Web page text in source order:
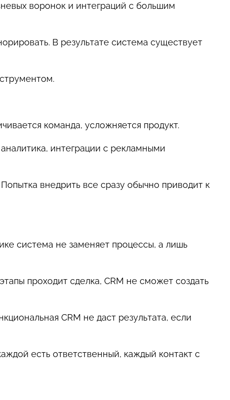
воронок и интеграций с большим
В результате система существует
команда, усложняется продукт.
интеграции с рекламными
внедрить все сразу обычно приводит к
система не заменяет процессы, а лишь
проходит сделка, CRM не сможет создать
CRM не даст результата, если
есть ответственный, каждый контакт с